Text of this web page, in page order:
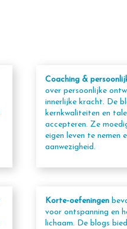
Coaching &
over persoonlijke
innerlijke kracht. De
kernkwaliteiten en
accepteren. Ze
eigen leven te nemen
aanwezigheid.
Korte-oefeningen
voor ontspanning en
lichaam. De blogs